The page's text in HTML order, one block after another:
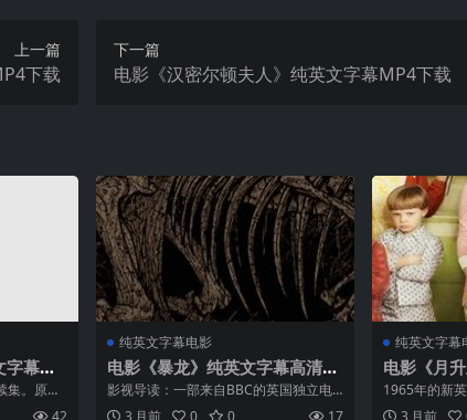
上一篇
下载
下一篇
电影《汉密尔顿夫人》纯英文字幕MP4下载
幕高
集。原班
，及人
42
纯英文字幕电影
电影《暴龙》纯英文字幕高清M
P4下载
影视导读：一部来自BBC的英国独立电
影，却成为了当年英国电影最大的惊
3 月前 0 0 17
纯英文字幕
电影《月
gdom》纯
载
1965年的新
萨姆·谢克的
3 月前